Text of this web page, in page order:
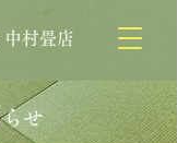
中村畳店
せ